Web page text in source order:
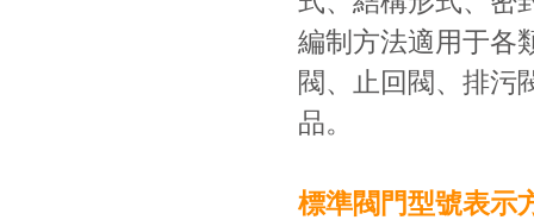
編制方法適用于各
閥、止回閥、排污
品。
標準閥門型號表示